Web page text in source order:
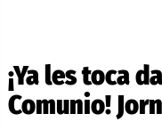
¡Ya les toca
Comunio!